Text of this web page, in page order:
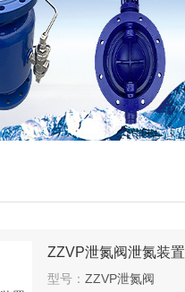
ZZVP泄氮阀泄氮装置
型号： ZZVP泄氮阀